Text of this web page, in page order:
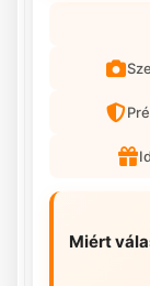
Miért